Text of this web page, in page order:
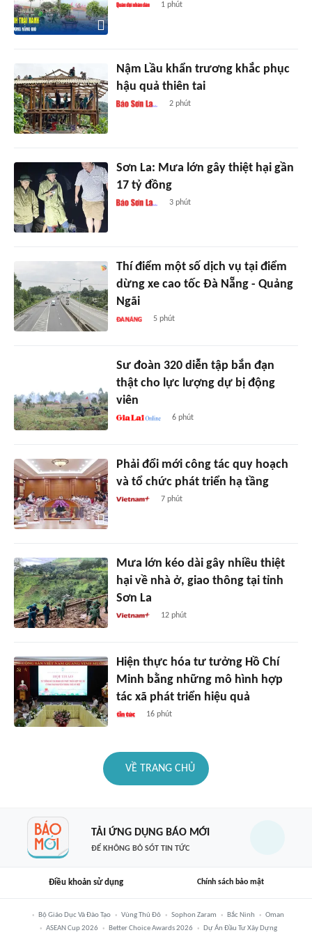
1 phút
Nậm Lầu khẩn trương khắc phục
hậu quả thiên tai
2 phút
Sơn La: Mưa lớn gây thiệt hại gần
17 tỷ đồng
3 phút
Thí điểm một số dịch vụ tại điểm
dừng xe cao tốc Đà Nẵng - Quảng
Ngãi
5 phút
Sư đoàn 320 diễn tập bắn đạn
thật cho lực lượng dự bị động
viên
6 phút
Phải đổi mới công tác quy hoạch
và tổ chức phát triển hạ tầng
7 phút
Mưa lớn kéo dài gây nhiều thiệt
hại về nhà ở, giao thông tại tỉnh
Sơn La
12 phút
Hiện thực hóa tư tưởng Hồ Chí
Minh bằng những mô hình hợp
tác xã phát triển hiệu quả
16 phút
VỀ TRANG CHỦ
TẢI ỨNG DỤNG BÁO MỚI
ĐỂ KHÔNG BỎ SÓT TIN TỨC
Điều khoản sử dụng Chính sách bảo mật
Bộ Giáo Dục Và Đào Tạo Vùng Thủ Đô Sophon Zaram Bắc Ninh
Oman
ASEAN Cup 2026
Better Choice Awards 2026 Dự Án Đầu Tư Xây Dựng